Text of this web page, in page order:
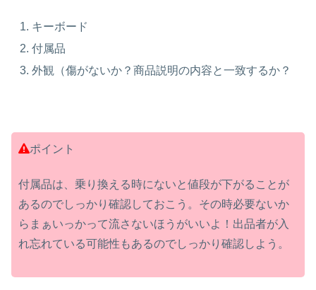
キーボード
付属品
外観（傷がないか？商品説明の内容と一致するか？
ポイント
付属品は、乗り換える時にないと値段が下がることが
あるのでしっかり確認しておこう。その時必要ないか
らまぁいっかって流さないほうがいいよ！出品者が入
れ忘れている可能性もあるのでしっかり確認しよう。